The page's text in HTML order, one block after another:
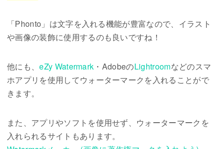
「Phonto」は文字を入れる機能が豊富なので、イラスト
や画像の装飾に使用するのも良いですね！
他にも、eZy Watermark ・AdobeのLightroomなどのスマ
ホアプリを使用してウォーターマークを入れることがで
きます。
また、アプリやソフトを使用せず、ウォーターマークを
入れられるサイトもあります。